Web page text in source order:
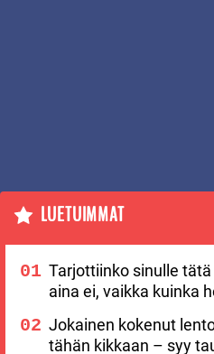
LUETUIMMAT
Tarjottiinko sinulle
aina ei, vaikka kuinka
Jokainen kokenut
tähän kikkaan – syy